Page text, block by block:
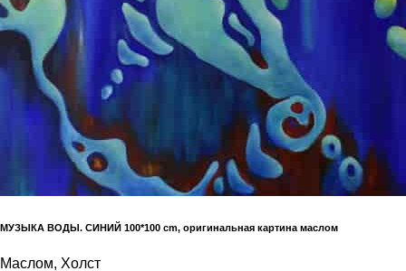
МУЗЫКА ВОДЫ. СИНИЙ 100*100 cm, оригинальная картина маслом
Маслом, Холст